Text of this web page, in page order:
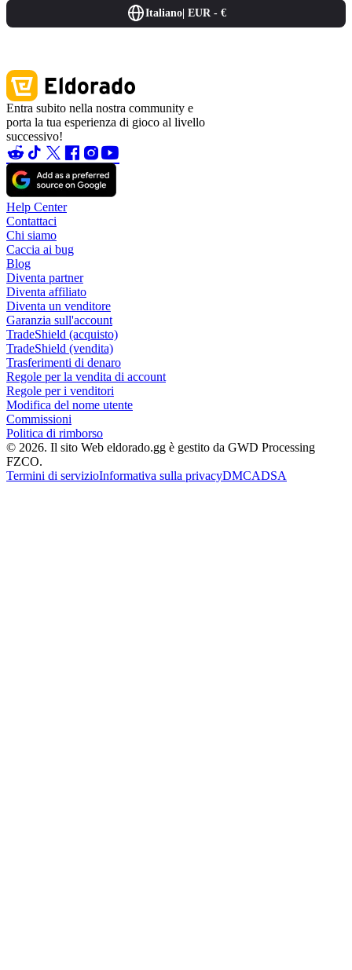
Italiano| EUR - €
Entra subito nella nostra community e
porta la tua esperienza di gioco al livello
successivo!
Help Center
Contattaci
Chi siamo
Caccia ai bug
Blog
Diventa partner
Diventa affiliato
Diventa un venditore
Garanzia sull'account
TradeShield (acquisto)
TradeShield (vendita)
Trasferimenti di denaro
Regole per la vendita di account
Regole per i venditori
Modifica del nome utente
Commissioni
Politica di rimborso
© 2026. Il sito Web eldorado.gg è gestito da GWD Processing
FZCO.
Termini di servizioInformativa sulla privacyDMCADSA